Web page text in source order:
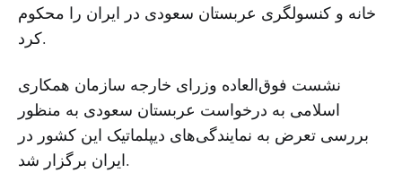
خانه و کنسولگری عربستان سعودی در ایران را محکوم
کرد.
نشست فوق‌العاده وزرای خارجه سازمان همکاری‌
اسلامی به درخواست عربستان سعودی به منظور
بررسی تعرض به نمایندگی‌های دیپلماتیک این کشور در
ایران برگزار شد.